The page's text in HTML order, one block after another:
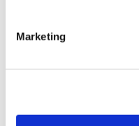
Marketing
Ohishi
€ 45,95